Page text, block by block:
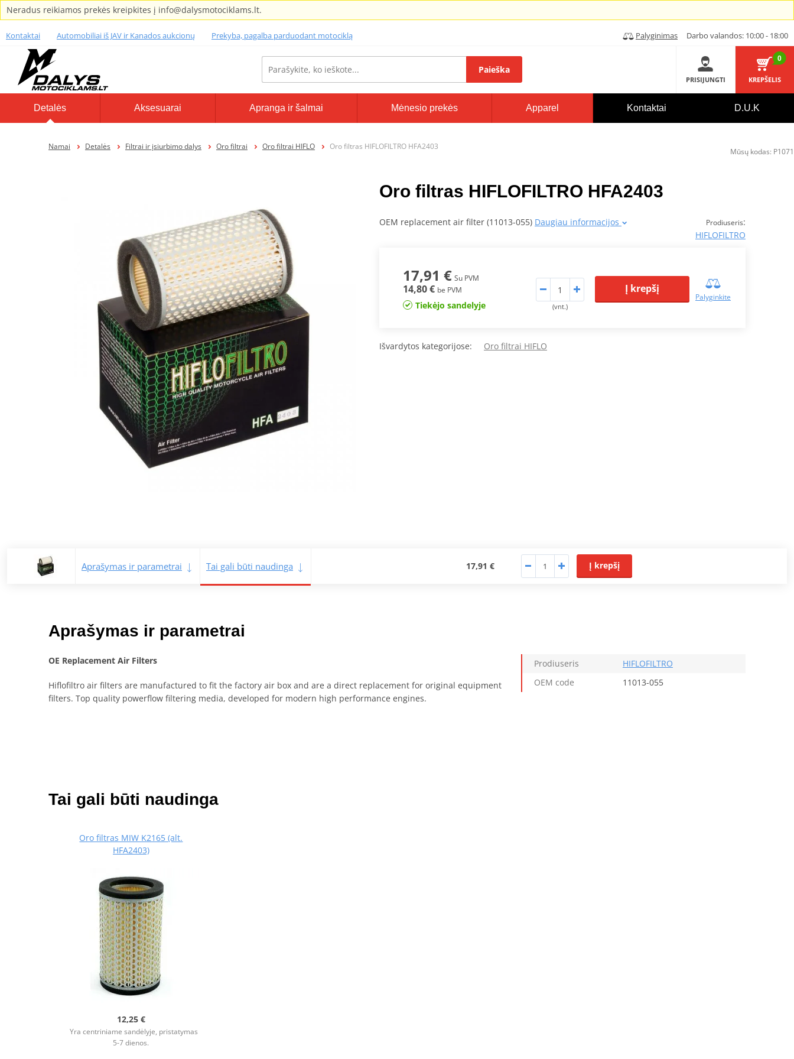
Neradus reikiamos prekės kreipkites į info@dalysmotociklams.lt.
Kontaktai Automobiliai iš JAV ir Kanados aukcionų Prekyba, pagalba parduodant motociklą Palyginimas Darbo valandos: 10:00 - 18:00
Paieška
PRISIJUNGTI
0
KREPŠELIS
Detalės Aksesuarai Apranga ir šalmai Mėnesio prekės Apparel Kontaktai D.U.K
Namai Detalės Filtrai ir įsiurbimo dalys Oro filtrai Oro filtrai HIFLO Oro filtras HIFLOFILTRO HFA2403
Oro filtras HIFLOFILTRO HFA2403
Prodiuseris:
HIFLOFILTRO
OEM replacement air filter (11013-055) Daugiau informacijos
17,91 € Su PVM
14,80 € be PVM
Tiekėjo sandelyje (vnt.)
Į krepšį
Palyginkite
Išvardytos kategorijose: Oro filtrai HIFLO
Aprašymas ir parametrai Tai gali būti naudinga 17,91 € Į krepšį
Aprašymas ir parametrai
OE Replacement Air Filters
Hiflofiltro air filters are manufactured to fit the factory air box and are a direct replacement for original equipment
filters. Top quality powerflow filtering media, developed for modern high performance engines.
Prodiuseris
HIFLOFILTRO
OEM code
11013-055
Mūsų kodas: P1071
Tai gali būti naudinga
Oro filtras MIW K2165 (alt.
HFA2403)
12,25 €
Yra centriniame sandėlyje, pristatymas
5-7 dienos.